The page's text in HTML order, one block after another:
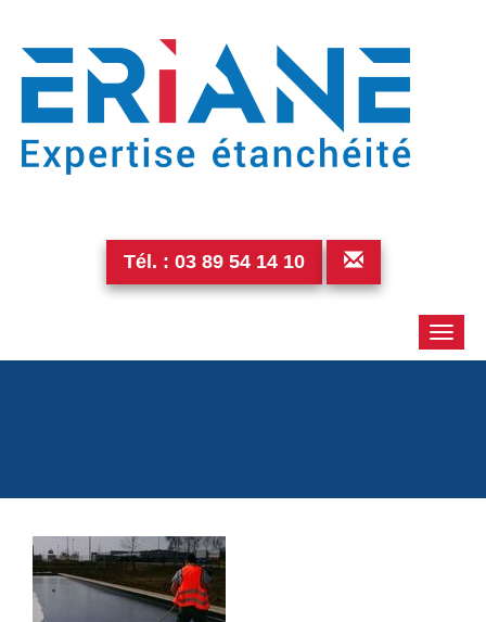
Tél. : 03 89 54 14 10
Toggle